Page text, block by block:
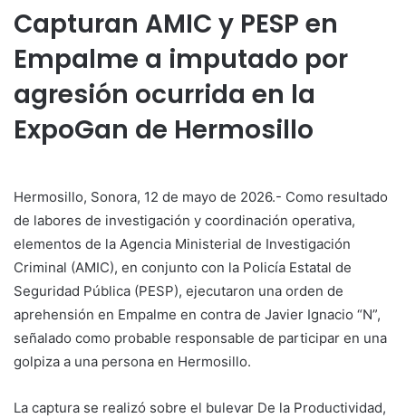
Capturan AMIC y PESP en
Empalme a imputado por
agresión ocurrida en la
ExpoGan de Hermosillo
Hermosillo, Sonora, 12 de mayo de 2026.- Como resultado
de labores de investigación y coordinación operativa,
elementos de la Agencia Ministerial de Investigación
Criminal (AMIC), en conjunto con la Policía Estatal de
Seguridad Pública (PESP), ejecutaron una orden de
aprehensión en Empalme en contra de Javier Ignacio “N”,
señalado como probable responsable de participar en una
golpiza a una persona en Hermosillo.
La captura se realizó sobre el bulevar De la Productividad,